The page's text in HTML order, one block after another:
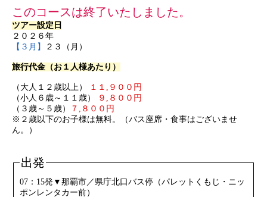
このコースは終了いたしました。
ツアー設定日
２０２６年
【３月】
２３（月）
旅行代金（お１人様あたり）
（大人１２歳以上）
１１,９００円
（小人６歳～１１歳）
９,８００円
（３歳～５歳）
７,８００円
※２歳以下のお子様は無料。（バス座席・食事はございませ
ん。）
出発
07：15発▼那覇市／県庁北口バス停（パレットくもじ・ニッ
ポンレンタカー前）